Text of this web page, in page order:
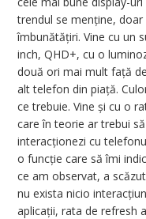
trendul se menține,
îmbunătățiri. Vine cu un
inch, QHD+, cu o
două ori mai mult față
alt telefon din piață.
ce trebuie. Vine și cu o
care în teorie ar trebui
interacționezi cu
o funcție care să îmi
ce am observat, a
nu exista nicio
aplicații, rata de refresh